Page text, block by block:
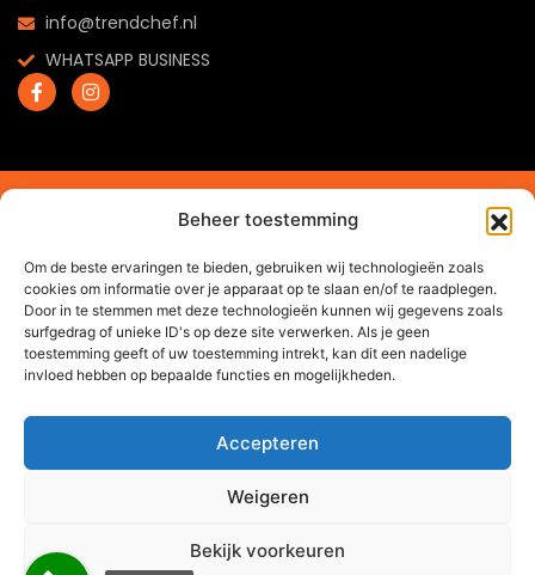
Beheer toestemming
Om de beste ervaringen te bieden, gebruiken wij technologieën zoals
cookies om informatie over je apparaat op te slaan en/of te raadplegen.
Door in te stemmen met deze technologieën kunnen wij gegevens zoals
surfgedrag of unieke ID's op deze site verwerken. Als je geen
toestemming geeft of uw toestemming intrekt, kan dit een nadelige
invloed hebben op bepaalde functies en mogelijkheden.
Accepteren
Weigeren
Bekijk voorkeuren
info@trendchef.nl
WHATSAPP BUSINESS
Website gemaakt doorArkdesign.nl